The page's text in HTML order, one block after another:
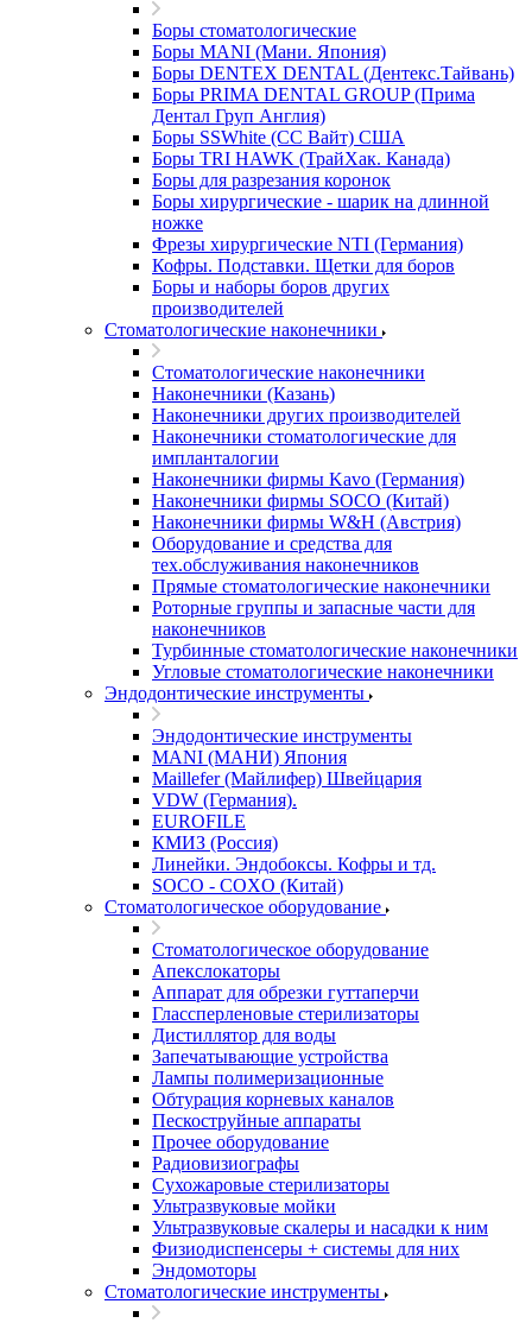
Боры стоматологические
Боры MANI (Мани. Япония)
Боры DENTEX DENTAL (Дентекс.Тайвань)
Боры PRIMA DENTAL GROUP (Прима
Дентал Груп Англия)
Боры SSWhite (СС Вайт) США
Боры TRI HAWK (ТрайХак. Канада)
Боры для разрезания коронок
Боры хирургические - шарик на длинной
ножке
Фрезы хирургические NTI (Германия)
Кофры. Подставки. Щетки для боров
Боры и наборы боров других
производителей
Стоматологические наконечники
Стоматологические наконечники
Наконечники (Казань)
Наконечники других производителей
Наконечники стоматологические для
импланталогии
Наконечники фирмы Kavo (Германия)
Наконечники фирмы SOCO (Китай)
Наконечники фирмы W&H (Австрия)
Оборудование и средства для
тех.обслуживания наконечников
Прямые стоматологические наконечники
Роторные группы и запасные части для
наконечников
Турбинные стоматологические наконечники
Угловые стоматологические наконечники
Эндодонтические инструменты
Эндодонтические инструменты
MANI (МАНИ) Япония
Maillefer (Майлифер) Швейцария
VDW (Германия).
EUROFILE
КМИЗ (Россия)
Линейки. Эндобоксы. Кофры и тд.
SOCO - COXO (Китай)
Стоматологическое оборудование
Стоматологическое оборудование
Апекслокаторы
Аппарат для обрезки гуттаперчи
Глассперленовые стерилизаторы
Дистиллятор для воды
Запечатывающие устройства
Лампы полимеризационные
Обтурация корневых каналов
Пескоструйные аппараты
Прочее оборудование
Радиовизиографы
Сухожаровые стерилизаторы
Ультразвуковые мойки
Ультразвуковые скалеры и насадки к ним
Физиодиспенсеры + системы для них
Эндомоторы
Стоматологические инструменты